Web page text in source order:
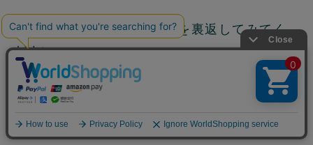
今着ているお洋服も端の方を裏返してみてく
ださい。
縫い目や縫い代がありますよね。
ぽこっと膨らんであたるので、お肌の弱い方